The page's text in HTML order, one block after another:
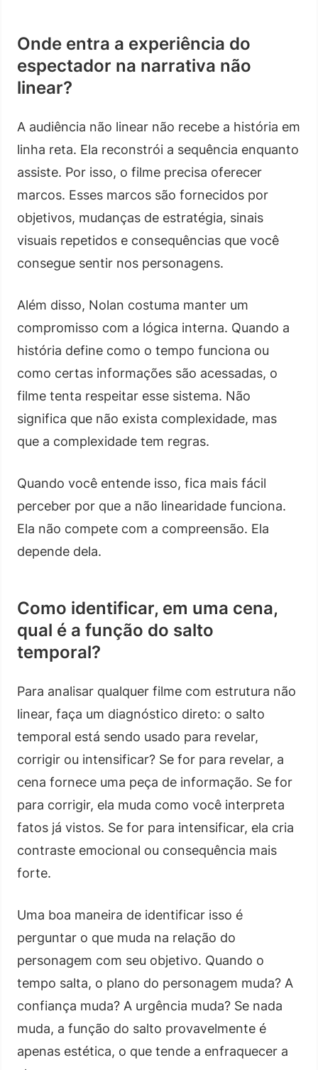
Onde entra a experiência do
espectador na narrativa não
linear?
A audiência não linear não recebe a história em
linha reta. Ela reconstrói a sequência enquanto
assiste. Por isso, o filme precisa oferecer
marcos. Esses marcos são fornecidos por
objetivos, mudanças de estratégia, sinais
visuais repetidos e consequências que você
consegue sentir nos personagens.
Além disso, Nolan costuma manter um
compromisso com a lógica interna. Quando a
história define como o tempo funciona ou
como certas informações são acessadas, o
filme tenta respeitar esse sistema. Não
significa que não exista complexidade, mas
que a complexidade tem regras.
Quando você entende isso, fica mais fácil
perceber por que a não linearidade funciona.
Ela não compete com a compreensão. Ela
depende dela.
Como identificar, em uma cena,
qual é a função do salto
temporal?
Para analisar qualquer filme com estrutura não
linear, faça um diagnóstico direto: o salto
temporal está sendo usado para revelar,
corrigir ou intensificar? Se for para revelar, a
cena fornece uma peça de informação. Se for
para corrigir, ela muda como você interpreta
fatos já vistos. Se for para intensificar, ela cria
contraste emocional ou consequência mais
forte.
Uma boa maneira de identificar isso é
perguntar o que muda na relação do
personagem com seu objetivo. Quando o
tempo salta, o plano do personagem muda? A
confiança muda? A urgência muda? Se nada
muda, a função do salto provavelmente é
apenas estética, o que tende a enfraquecer a